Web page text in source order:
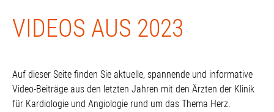
VIDEOS AUS 2023
Auf dieser Seite finden Sie aktuelle, spannende und informative
Video-Beiträge aus den letzten Jahren mit den Ärzten der Klinik
für Kardiologie und Angiologie rund um das Thema Herz.